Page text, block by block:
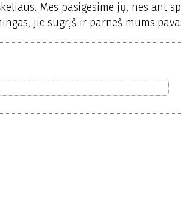
Mes pasigesime jų, nes ant
jie sugrįš ir parneš mums